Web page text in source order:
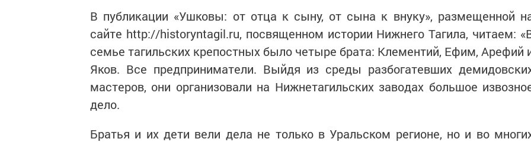
В публикации «Ушковы: от отца к сыну, от сына к внуку», размещенной
сайте http://historyntagil.ru, посвященном истории Нижнего Тагила, читаем:
семье тагильских крепостных было четыре брата: Клементий, Ефим, Арефий
Яков. Все предприниматели. Выйдя из среды разбогатевших
мастеров, они организовали на Нижнетагильских заводах большое
дело.
Братья и их дети вели дела не только в Уральском регионе, но и во